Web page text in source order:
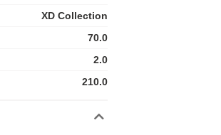
XD Collection
70.0
2.0
210.0